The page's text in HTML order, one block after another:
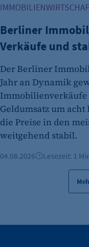
Anbieter:
Zweck:
Es erlaubt
Cookie Laufzeit:
480 Tage
etracker
isSdEnabled
etracker GmbH
Berliner
Verkäufe und
Der Berliner
Jahr an Dynamik
Immobilienverkäufe
Geldumsatz um
die Preise in den
weitgehend stabil.
04.08.2026 Lesezeit: 1